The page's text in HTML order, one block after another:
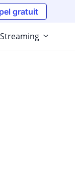
gratuit
Streaming